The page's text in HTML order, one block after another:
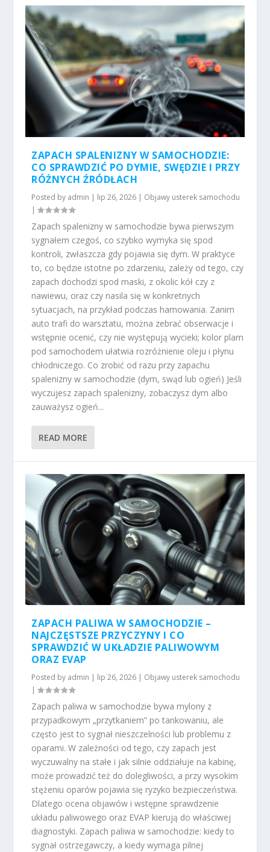
ZAPACH SPALENIZNY W SAMOCHODZIE:
CO SPRAWDZIĆ PO DYMIE, SWĘDZIE I PRZY
RÓŻNYCH ŹRÓDŁACH
Posted by admin | lip 26, 2026 | Objawy usterek samochodu
|
Zapach spalenizny w samochodzie bywa pierwszym
sygnałem czegoś, co szybko wymyka się spod
kontroli, zwłaszcza gdy pojawia się dym. W praktyce
to, co będzie istotne po zdarzeniu, zależy od tego, czy
zapach dochodzi spod maski, z okolic kół czy z
nawiewu, oraz czy nasila się w konkretnych
sytuacjach, na przykład podczas hamowania. Zanim
auto trafi do warsztatu, można zebrać obserwacje i
wstępnie ocenić, czy nie występują wycieki; kolor plam
pod samochodem ułatwia rozróżnienie oleju i płynu
chłodniczego. Co zrobić od razu przy zapachu
spalenizny w samochodzie (dym, swąd lub ogień) Jeśli
wyczujesz zapach spalenizny, zobaczysz dym albo
zauważysz ogień...
READ MORE
ZAPACH PALIWA W SAMOCHODZIE –
NAJCZĘSTSZE PRZYCZYNY I CO
SPRAWDZIĆ W UKŁADZIE PALIWOWYM
ORAZ EVAP
Posted by admin | lip 26, 2026 | Objawy usterek samochodu
|
Zapach paliwa w samochodzie bywa mylony z
przypadkowym „przytkaniem” po tankowaniu, ale
często jest to sygnał nieszczelności lub problemu z
oparami. W zależności od tego, czy zapach jest
wyczuwalny na stałe i jak silnie oddziałuje na kabinę,
może prowadzić też do dolegliwości, a przy wysokim
stężeniu oparów pojawia się ryzyko bezpieczeństwa.
Dlatego ocena objawów i wstępne sprawdzenie
układu paliwowego oraz EVAP kierują do właściwej
diagnostyki. Zapach paliwa w samochodzie: kiedy to
sygnał ostrzegawczy, a kiedy wymaga pilnej